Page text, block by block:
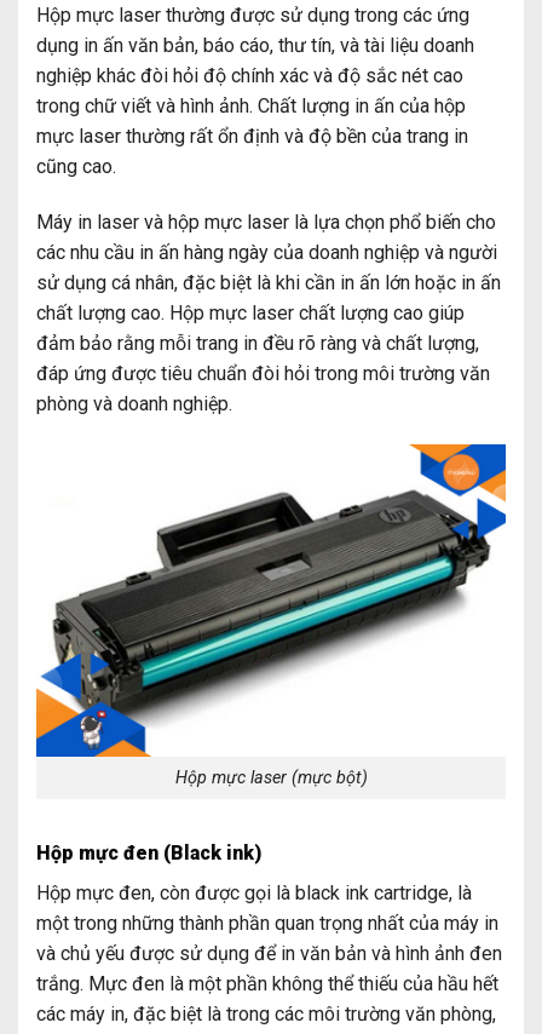
Hộp mực laser thường được sử dụng trong các ứng
dụng in ấn văn bản, báo cáo, thư tín, và tài liệu doanh
nghiệp khác đòi hỏi độ chính xác và độ sắc nét cao
trong chữ viết và hình ảnh. Chất lượng in ấn của hộp
mực laser thường rất ổn định và độ bền của trang in
cũng cao.
Máy in laser và hộp mực laser là lựa chọn phổ biến cho
các nhu cầu in ấn hàng ngày của doanh nghiệp và người
sử dụng cá nhân, đặc biệt là khi cần in ấn lớn hoặc in ấn
chất lượng cao. Hộp mực laser chất lượng cao giúp
đảm bảo rằng mỗi trang in đều rõ ràng và chất lượng,
đáp ứng được tiêu chuẩn đòi hỏi trong môi trường văn
phòng và doanh nghiệp.
Hộp mực laser (mực bột)
Hộp mực đen (Black ink)
Hộp mực đen, còn được gọi là black ink cartridge, là
một trong những thành phần quan trọng nhất của máy in
và chủ yếu được sử dụng để in văn bản và hình ảnh đen
trắng. Mực đen là một phần không thể thiếu của hầu hết
các máy in, đặc biệt là trong các môi trường văn phòng,